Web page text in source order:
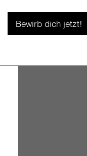
Bewirb dich jetzt!